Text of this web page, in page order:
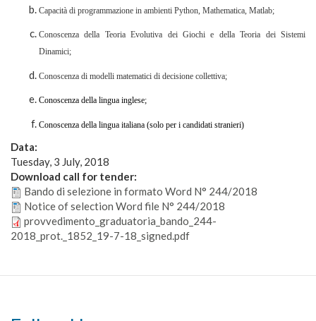
Capacità di programmazione in ambienti Python, Mathematica, Matlab;
Conoscenza della Teoria Evolutiva dei Giochi e della Teoria dei Sistemi
Dinamici;
Conoscenza di modelli matematici di decisione collettiva;
Conoscenza della lingua inglese;
Conoscenza della lingua italiana (solo per i candidati stranieri)
Data:
Tuesday, 3 July, 2018
Download call for tender:
Bando di selezione in formato Word N° 244/2018
Notice of selection Word file N° 244/2018
provvedimento_graduatoria_bando_244-
2018_prot._1852_19-7-18_signed.pdf